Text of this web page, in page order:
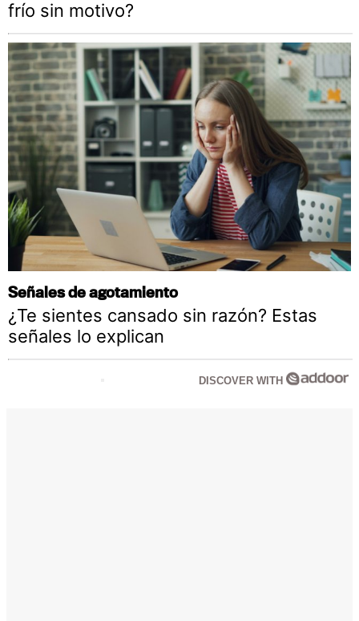
frío sin motivo?
Señales de agotamiento
¿Te sientes cansado sin razón? Estas
señales lo explican
DISCOVER WITH